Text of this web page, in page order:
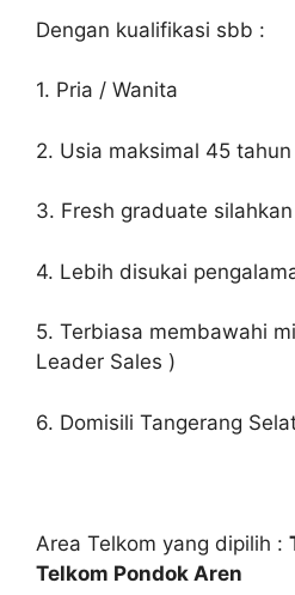
Dengan kualifikasi sbb :
1. Pria / Wanita
2. Usia maksimal 45 tahun
3. Fresh graduate
4. Lebih disukai
5. Terbiasa membawahi
Leader Sales )
6. Domisili Tangerang
Area Telkom yang dipilih :
Telkom Pondok Aren